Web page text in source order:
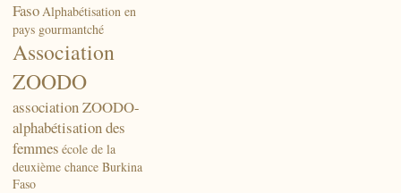
FasoAlphabétisation en
pays gourmantché
Association
ZOODO
association ZOODO-
alphabétisation des
femmes école de la
deuxième chance Burkina
Faso